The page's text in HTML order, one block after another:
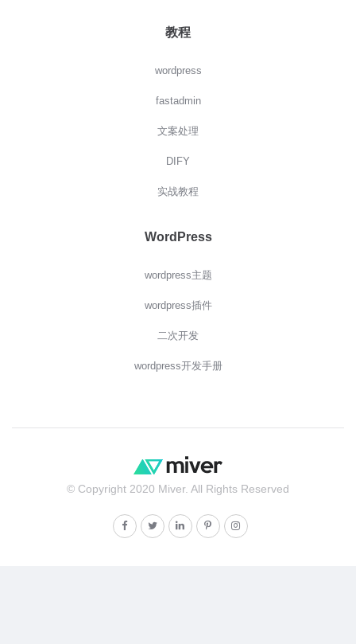
教程
wordpress
fastadmin
文案处理
DIFY
实战教程
WordPress
wordpress主题
wordpress插件
二次开发
wordpress开发手册
© Copyright 2020 Miver. All Rights Reserved